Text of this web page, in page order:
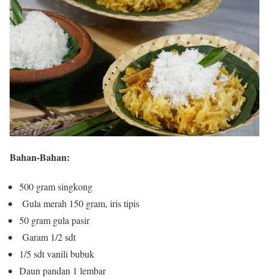
Bahan-Bahan:
500 gram singkong
Gula merah 150 gram, iris tipis
50 gram gula pasir
Garam 1/2 sdt
1/5 sdt vanili bubuk
Daun pandan 1 lembar